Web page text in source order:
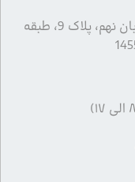
تهران، دریان نو، خیابان ستارخان، خیابان نهم، پلاک 9، طبقه